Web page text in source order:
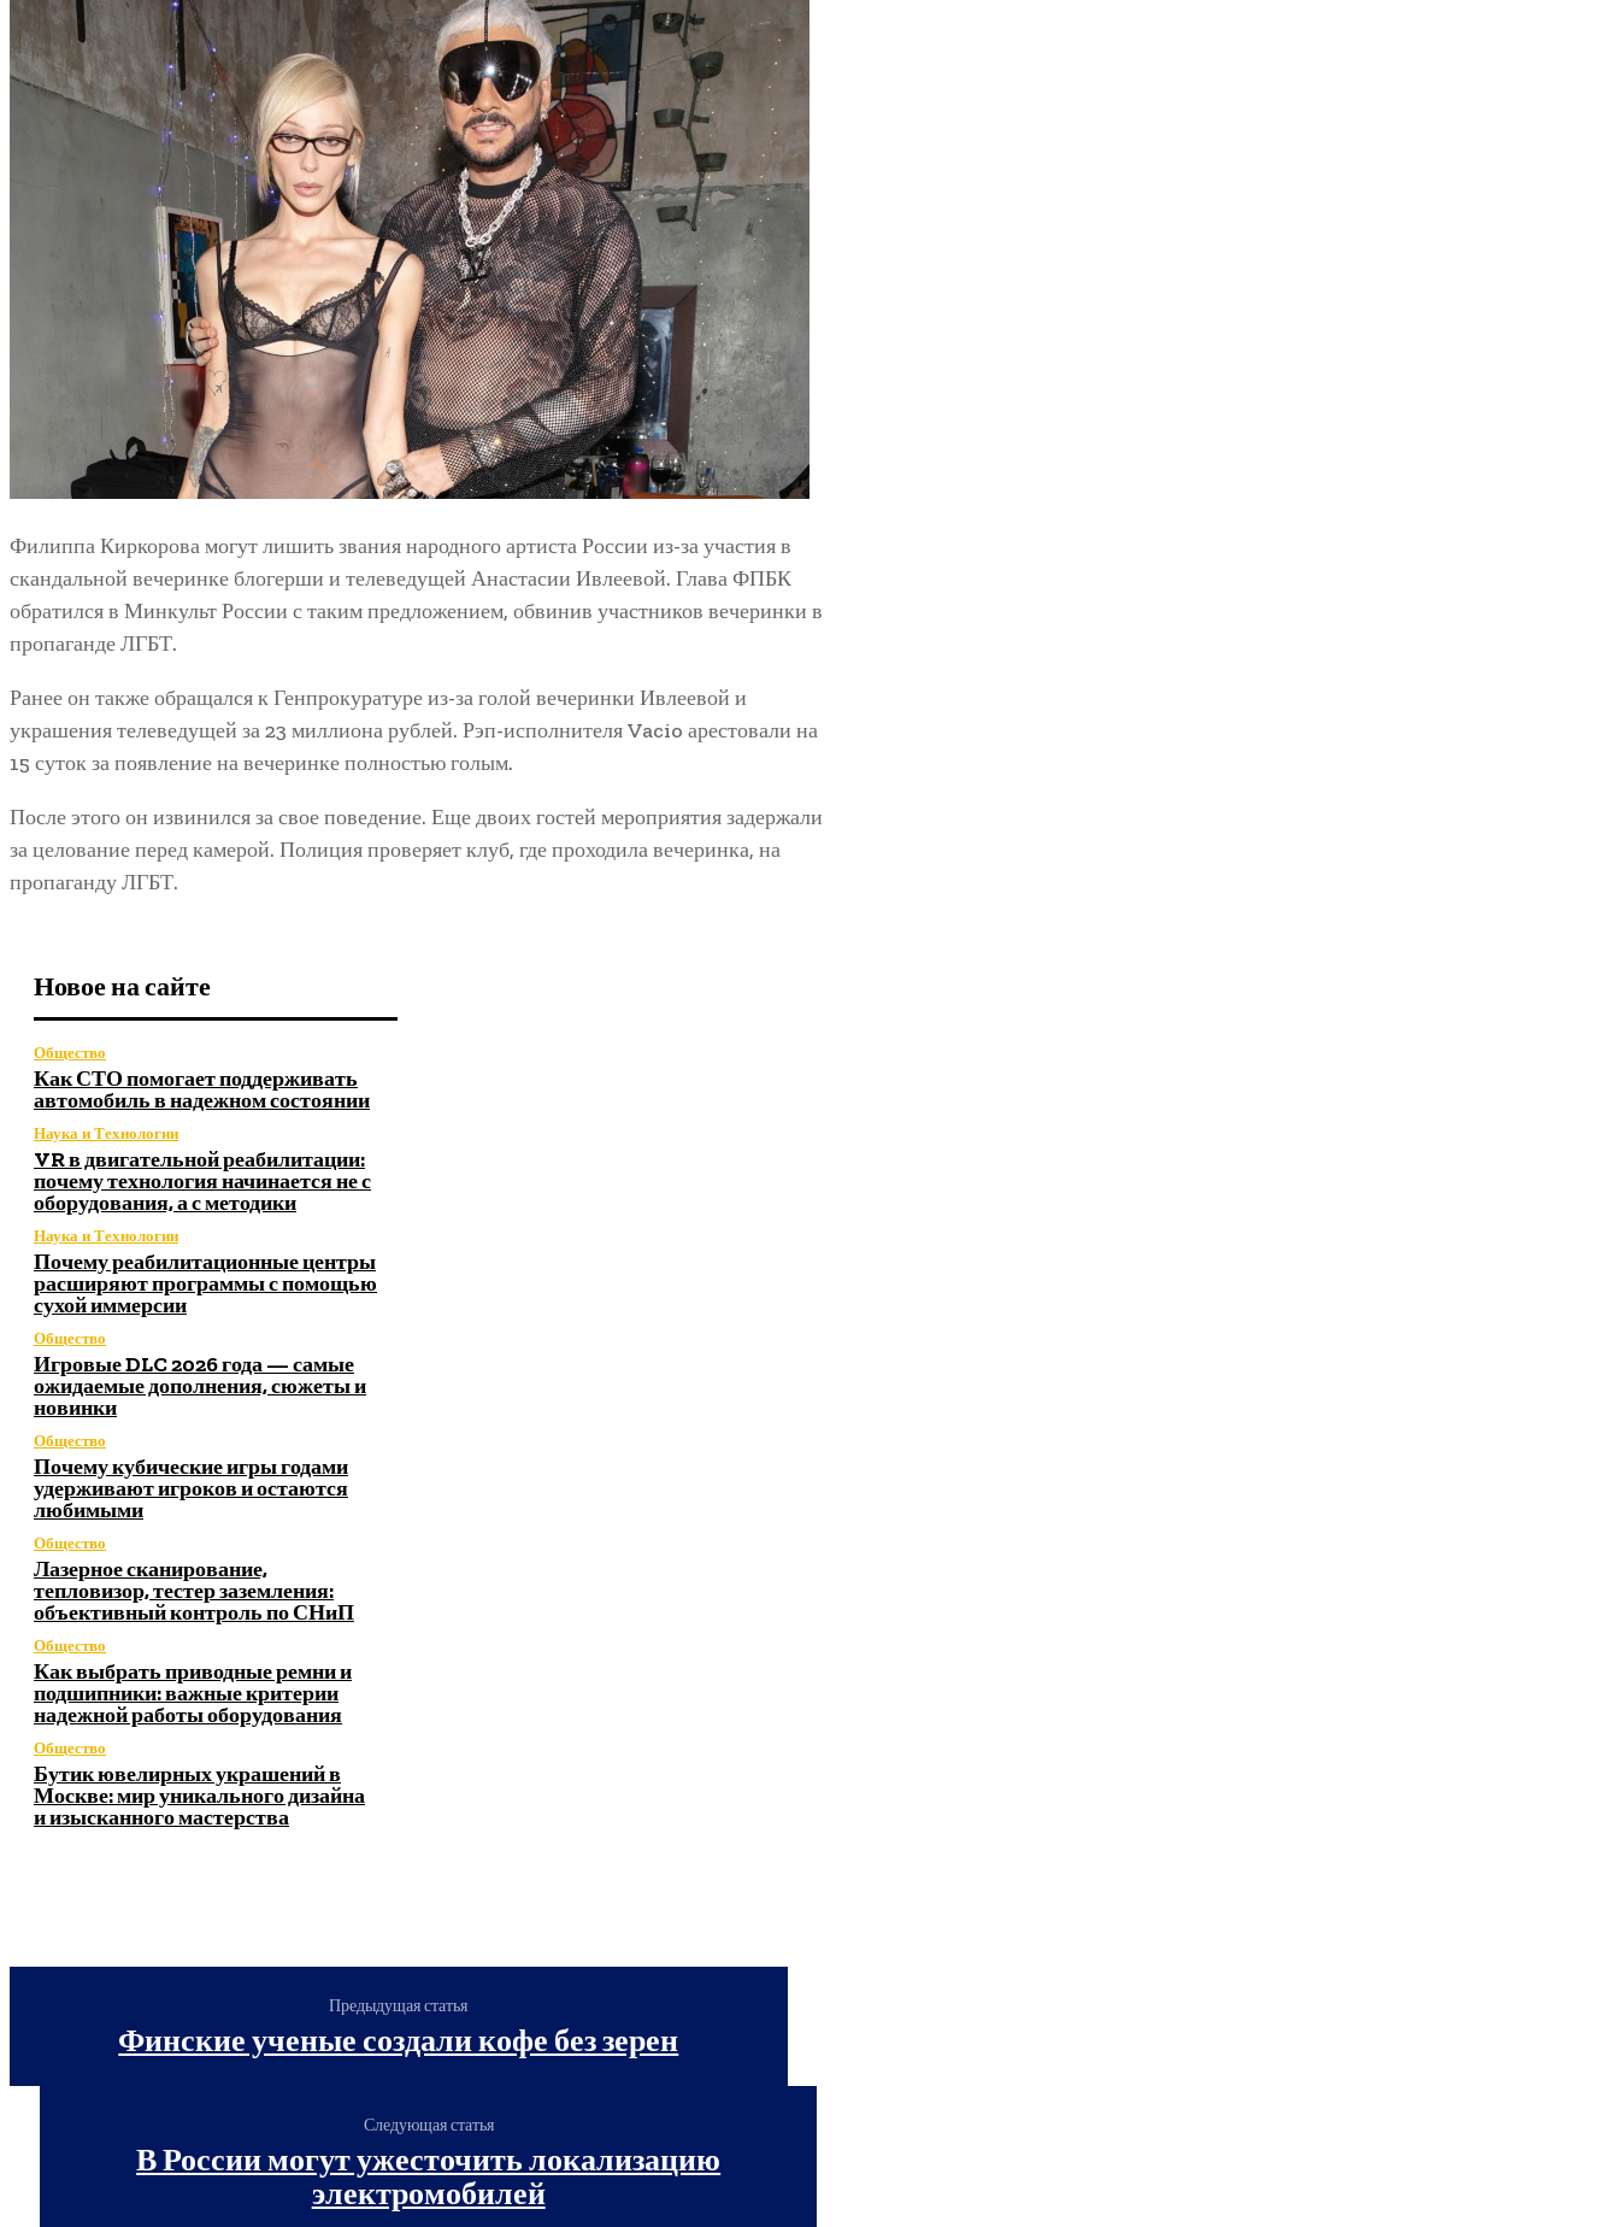
Филиппа Киркорова могут лишить звания народного артиста России из-за участия в
скандальной вечеринке блогерши и телеведущей Анастасии Ивлеевой. Глава ФПБК
обратился в Минкульт России с таким предложением, обвинив участников вечеринки в
пропаганде ЛГБТ.
Ранее он также обращался к Генпрокуратуре из-за голой вечеринки Ивлеевой и
украшения телеведущей за 23 миллиона рублей. Рэп-исполнителя Vacio арестовали на
15 суток за появление на вечеринке полностью голым.
После этого он извинился за свое поведение. Еще двоих гостей мероприятия задержали
за целование перед камерой. Полиция проверяет клуб, где проходила вечеринка, на
пропаганду ЛГБТ.
Новое на сайте
Общество
Как СТО помогает поддерживать
автомобиль в надежном состоянии
Наука и Технологии
VR в двигательной реабилитации:
почему технология начинается не с
оборудования, а с методики
Наука и Технологии
Почему реабилитационные центры
расширяют программы с помощью
сухой иммерсии
Общество
Игровые DLC 2026 года — самые
ожидаемые дополнения, сюжеты и
новинки
Общество
Почему кубические игры годами
удерживают игроков и остаются
любимыми
Общество
Лазерное сканирование,
тепловизор, тестер заземления:
объективный контроль по СНиП
Общество
Как выбрать приводные ремни и
подшипники: важные критерии
надежной работы оборудования
Общество
Бутик ювелирных украшений в
Москве: мир уникального дизайна
и изысканного мастерства
Предыдущая статья
Финские ученые создали кофе без зерен
Следующая статья
В России могут ужесточить локализацию
электромобилей